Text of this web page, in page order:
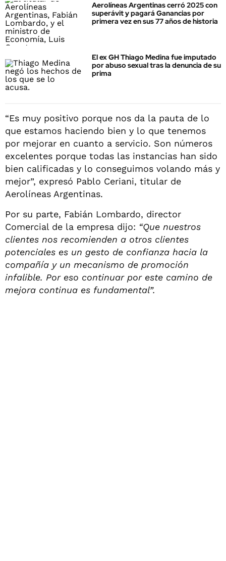
Aerolíneas Argentinas cerró 2025 con
superávit y pagará Ganancias por
primera vez en sus 77 años de historia
El ex GH Thiago Medina fue imputado
por abuso sexual tras la denuncia de su
prima
“Es muy positivo porque nos da la pauta de lo
que estamos haciendo bien y lo que tenemos
por mejorar en cuanto a servicio. Son números
excelentes porque todas las instancias han sido
bien calificadas y lo conseguimos volando más y
mejor”, expresó Pablo Ceriani, titular de
Aerolíneas Argentinas.
Por su parte, Fabián Lombardo, director
Comercial de la empresa dijo: “Que nuestros
clientes nos recomienden a otros clientes
potenciales es un gesto de confianza hacia la
compañía y un mecanismo de promoción
infalible. Por eso continuar por este camino de
mejora continua es fundamental”.